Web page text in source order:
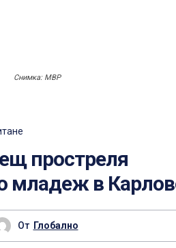
Снимка: МВР
простреля
младеж в
От Глобално